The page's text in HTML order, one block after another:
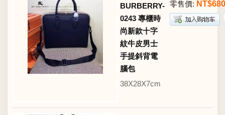
BURBERRY-
0243 專櫃時
尚新款十字
紋牛皮男士
手提斜背電
腦包
38X28X7cm
零售價: